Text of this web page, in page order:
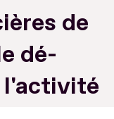
de
dé-
l'activité